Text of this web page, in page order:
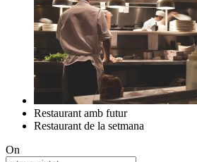
Restaurant amb futur
Restaurant de la setmana
On